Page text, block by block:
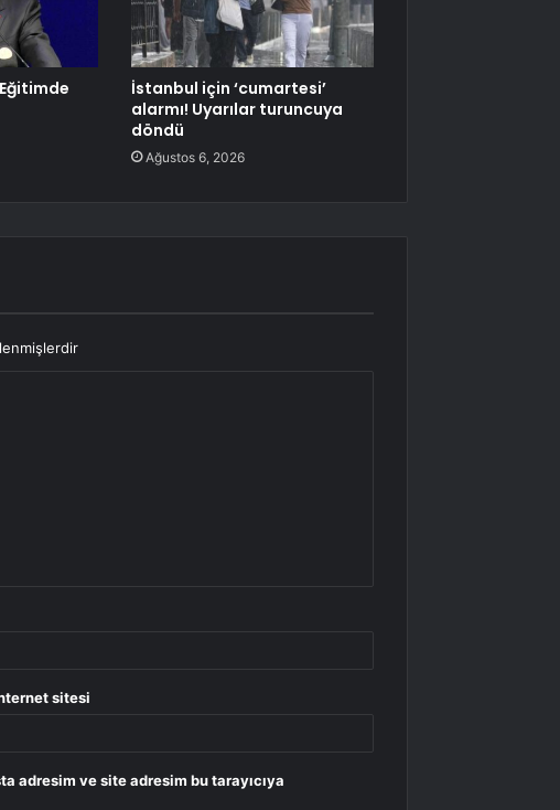
İstanbul için ‘cumartesi’
alarmı! Uyarılar turuncuya
döndü
Ağustos 6, 2026
sitesi
adresim ve site adresim bu tarayıcıya